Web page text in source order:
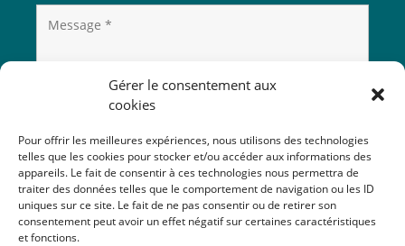
Gérer le consentement aux
cookies
Pour offrir les meilleures expériences, nous utilisons des technologies
telles que les cookies pour stocker et/ou accéder aux informations des
appareils. Le fait de consentir à ces technologies nous permettra de
traiter des données telles que le comportement de navigation ou les ID
uniques sur ce site. Le fait de ne pas consentir ou de retirer son
consentement peut avoir un effet négatif sur certaines caractéristiques
et fonctions.